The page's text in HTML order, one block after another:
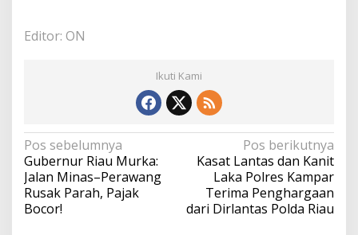
Editor: ON
Ikuti Kami
N
a
v
i
g
a
Pos sebelumnya
Gubernur Riau Murka:
Jalan Minas–Perawang
Rusak Parah, Pajak
Bocor!
Pos berikutnya
Kasat Lantas dan Kanit
Laka Polres Kampar
Terima Penghargaan
dari Dirlantas Polda Riau